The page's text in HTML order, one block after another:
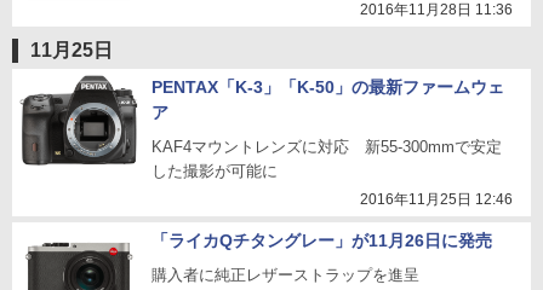
2016年11月28日 11:36
11月25日
PENTAX「K-3」「K-50」の最新ファームウェ
ア
KAF4マウントレンズに対応 新55-300mmで安定
した撮影が可能に
2016年11月25日 12:46
「ライカQチタングレー」が11月26日に発売
購入者に純正レザーストラップを進呈